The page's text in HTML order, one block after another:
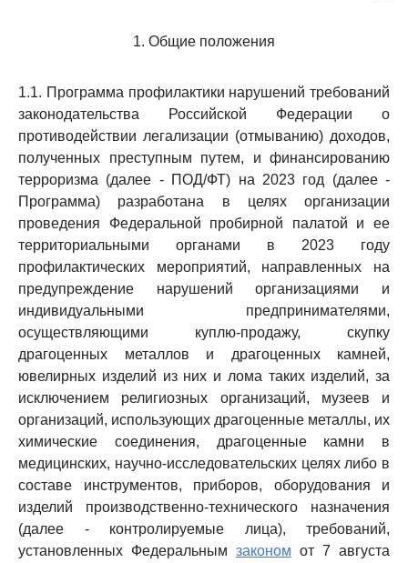
1. Общие положения
1.1. Программа профилактики нарушений требований
законодательства Российской Федерации о
противодействии легализации (отмыванию) доходов,
полученных преступным путем, и финансированию
терроризма (далее - ПОД/ФТ) на 2023 год (далее -
Программа) разработана в целях организации
проведения Федеральной пробирной палатой и ее
территориальными органами в 2023 году
профилактических мероприятий, направленных на
предупреждение нарушений организациями и
индивидуальными предпринимателями,
осуществляющими куплю-продажу, скупку
драгоценных металлов и драгоценных камней,
ювелирных изделий из них и лома таких изделий, за
исключением религиозных организаций, музеев и
организаций, использующих драгоценные металлы, их
химические соединения, драгоценные камни в
медицинских, научно-исследовательских целях либо в
составе инструментов, приборов, оборудования и
изделий производственно-технического назначения
(далее - контролируемые лица), требований,
установленных Федеральным законом от 7 августа